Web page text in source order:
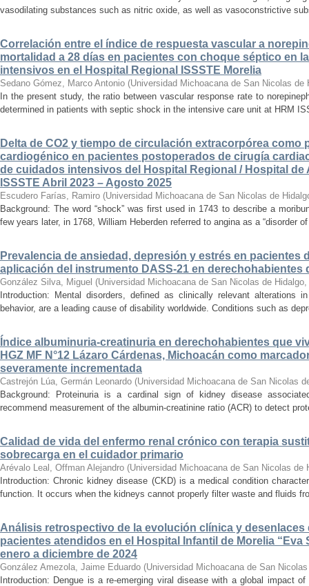
vasodilating substances such as nitric oxide, as well as vasoconstrictive
Correlación entre el índice de respuesta vascular a
mortalidad a 28 días en pacientes con choque séptico en
intensivos en el Hospital Regional ISSSTE Morelia
Sedano Gómez, Marco Antonio (Universidad Michoacana de San Nicolas de
In the present study, the ratio between vascular response rate to
determined in patients with septic shock in the intensive care unit at HRM
Delta de CO2 y tiempo de circulación extracorpórea como
cardiogénico en pacientes postoperados de cirugía
de cuidados intensivos del Hospital Regional / Hospital de
ISSSTE Abril 2023 – Agosto 2025
Escudero Farías, Ramiro (Universidad Michoacana de San Nicolas de
Background: The word “shock” was first used in 1743 to describe a
few years later, in 1768, William Heberden referred to angina as a “disorder
Prevalencia de ansiedad, depresión y estrés en pacientes
aplicación del instrumento DASS-21 en derechohabientes
González Silva, Miguel (Universidad Michoacana de San Nicolas de Hidalgo,
Introduction: Mental disorders, defined as clinically relevant alterations
behavior, are a leading cause of disability worldwide. Conditions such as
Índice albuminuria-creatinuria en derechohabientes que
HGZ MF N°12 Lázaro Cárdenas, Michoacán como
severamente incrementada
Castrejón Lúa, Germán Leonardo (Universidad Michoacana de San Nicolas
Background: Proteinuria is a cardinal sign of kidney disease
recommend measurement of the albumin-creatinine ratio (ACR) to detect
Calidad de vida del enfermo renal crónico con terapia
sobrecarga en el cuidador primario
Arévalo Leal, Offman Alejandro (Universidad Michoacana de San Nicolas de
Introduction: Chronic kidney disease (CKD) is a medical condition
function. It occurs when the kidneys cannot properly filter waste and fluids
Análisis retrospectivo de la evolución clínica y desenlaces
pacientes atendidos en el Hospital Infantil de Morelia “Eva
enero a diciembre de 2024
González Amezola, Jaime Eduardo (Universidad Michoacana de San
Introduction: Dengue is a re-emerging viral disease with a global impact